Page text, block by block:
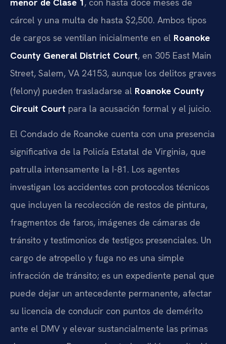
menor de Clase 1, con hasta doce meses de
cárcel y una multa de hasta $2,500. Ambos tipos
de cargos se ventilan inicialmente en el Roanoke
County General District Court, en 305 East Main
Street, Salem, VA 24153, aunque los delitos graves
(felony) pueden trasladarse al Roanoke County
Circuit Court para la acusación formal y el juicio.
El Condado de Roanoke cuenta con una presencia
significativa de la Policía Estatal de Virginia, que
patrulla intensamente la I-81. Los agentes
investigan los accidentes con protocolos técnicos
que incluyen la recolección de restos de pintura,
fragmentos de faros, imágenes de cámaras de
tránsito y testimonios de testigos presenciales. Un
cargo de atropello y fuga no es una simple
infracción de tránsito; es un expediente penal que
puede dejar un antecedente permanente, afectar
su licencia de conducir con puntos de demérito
ante el DMV y elevar sustancialmente las primas